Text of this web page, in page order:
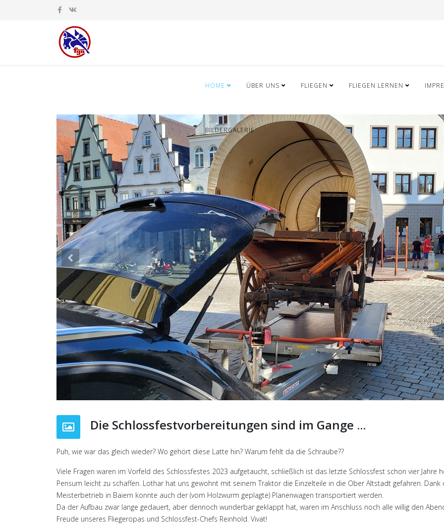
HOME ÜBER UNS FLIEGEN FLIEGEN LERNEN
BILDERGALERIE
Previous
Die Schlossfestvorbereitungen sind im Gange ...
Puh, wie war das gleich wieder? Wo gehört diese Latte hin? Warum fehlt da die Schraube??
Viele Fragen waren im Vorfeld des Schlossfestes 2023 aufgetaucht, schließlich ist das letzte Schlossfest schon vier
Pensum leicht zu schaffen. Lothar hat uns gewohnt mit seinem Traktor die Einzelteile in die Ober Altstadt gefahren. Dank
Meisterbetrieb in Baiern konnte auch der (vom Holzwurm geplagte) Planenwagen transportiert werden.
Da der Aufbau zwar lange gedauert, aber dennoch wunderbar geklappt hat, waren im Anschluss noch alle willig den
Freude unseres Fliegeropas und Schlossfest-Chefs Reinhold. Vivat!